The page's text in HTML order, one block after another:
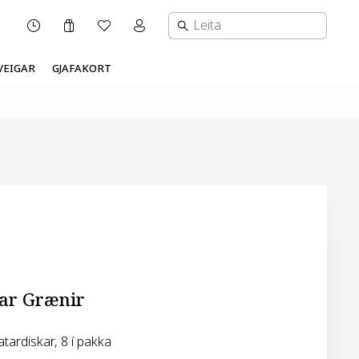
Karfa ÓskalistiMínar síður valmynd
GJAFAKORT
Grænir
8 í pakka